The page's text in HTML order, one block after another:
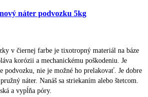
náter podvozku 5kg
v čiernej farbe je tixotropný materiál na báze
korózii a mechanickému poškodeniu. Je
podvozku, nie je možné ho prelakovať. Je dobre
náter. Nanáš sa striekaním alebo štetcom.
a vypĺňa póry.